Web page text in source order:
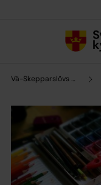
Vä-Skepparslövs pastorat